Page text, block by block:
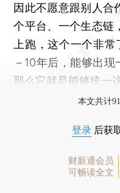
因此不愿意跟别人合
个平台、一个生态链
上跑，这个一个非
－10年后，能够出现
那么它就是能够统一
本文共计
登录 后获
财新通会员
可畅读全文